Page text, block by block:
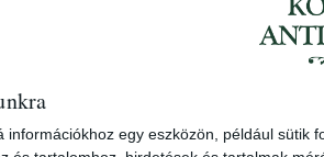
egy eszközön, például